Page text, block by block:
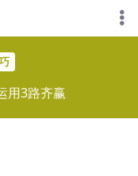
用3路齐赢